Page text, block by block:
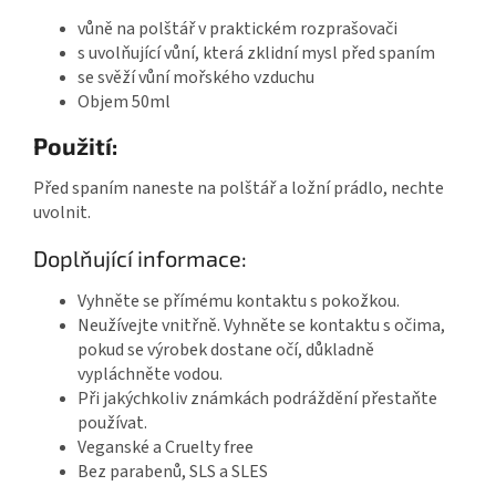
vůně na polštář v praktickém rozprašovači
s uvolňující vůní, která zklidní mysl před spaním
se svěží vůní mořského vzduchu
Objem 50ml
Použití:
Před spaním naneste na polštář a ložní prádlo, nechte
uvolnit.
Doplňující informace:
Vyhněte se přímému kontaktu s pokožkou.
Neužívejte vnitřně. Vyhněte se kontaktu s očima,
pokud se výrobek dostane očí, důkladně
vypláchněte vodou.
Při jakýchkoliv známkách podráždění přestaňte
používat.
Veganské a Cruelty free
Bez parabenů, SLS a SLES